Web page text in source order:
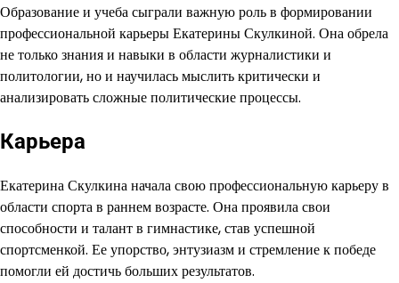
Образование и учеба сыграли важную роль в формировании
профессиональной карьеры Екатерины Скулкиной. Она обрела
не только знания и навыки в области журналистики и
политологии, но и научилась мыслить критически и
анализировать сложные политические процессы.
Карьера
Екатерина Скулкина начала свою профессиональную карьеру в
области спорта в раннем возрасте. Она проявила свои
способности и талант в гимнастике, став успешной
спортсменкой. Ее упорство, энтузиазм и стремление к победе
помогли ей достичь больших результатов.